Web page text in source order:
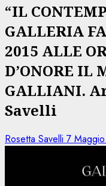
“IL
GALLERIA
2015 ALLE
D’ONORE IL
GALLIANI.
Savelli
Rosetta Savelli 7